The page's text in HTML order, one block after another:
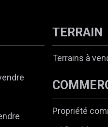
TERRAIN
Terrains à
Propriété